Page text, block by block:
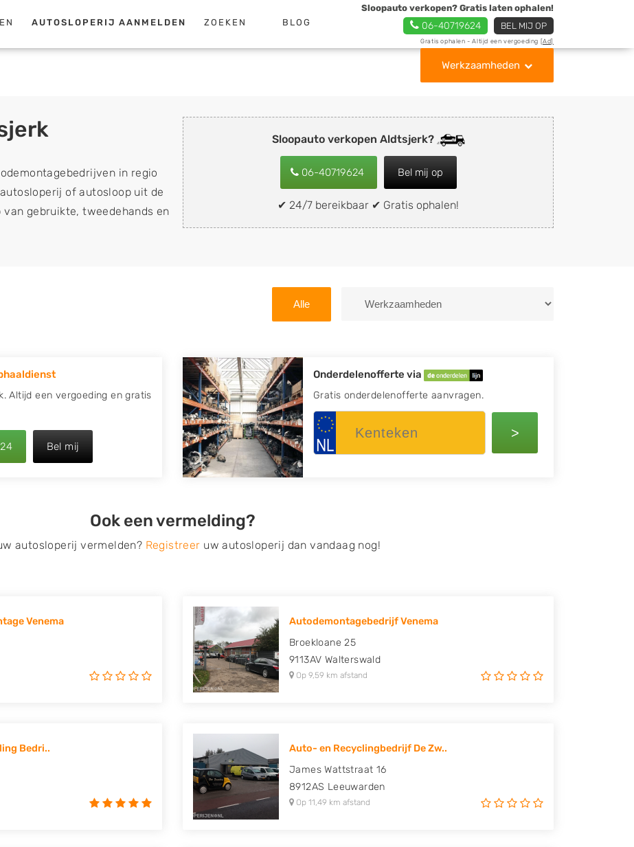
AUTOSLOPERIJ AANMELDEN ZOEKEN BLOG
Sloopauto verkopen? Gratis laten ophalen!
06-40719624 BEL MIJ OP
Gratis ophalen - Altijd een vergoeding [Ad]
Werkzaamheden
Sloopauto verkopen Aldtsjerk?
06-40719624 Bel mij op
✔ 24/7 bereikbaar ✔ Gratis ophalen!
in regio
of autosloop uit de
gebruikte, tweedehands en
sloopauto's, schadeauto's en
naar keuze? Kies dan voor
plaats of regio? U vindt
zoekennaar een sloop met
te verkopen en op te
van Autosloperijen.nl. Wij
de Onderdelenlijn! Vul uw
Mitsubishi, Nissan, Opel,
Tesla, Toyota,
Alle
Altijd een vergoeding en gratis
Bel mij
Onderdelenofferte via
Gratis onderdelenofferte aanvragen.
>
Ook een vermelding?
autosloperij vermelden? Registreer uw autosloperij dan vandaag nog!
Venema
Autodemontagebedrijf Venema
Broekloane 25
9113AV Walterswald
Op 9,59 km afstand
Bedri..
Auto- en Recyclingbedrijf De Zw..
James Wattstraat 16
8912AS Leeuwarden
Op 11,49 km afstand